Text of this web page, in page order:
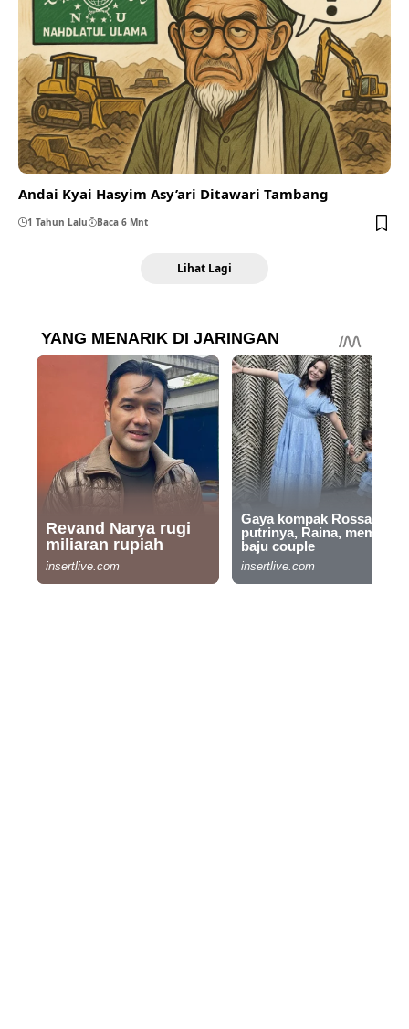
Andai Kyai Hasyim Asy’ari Ditawari Tambang
1 Tahun Lalu Baca 6 Mnt
Lihat Lagi